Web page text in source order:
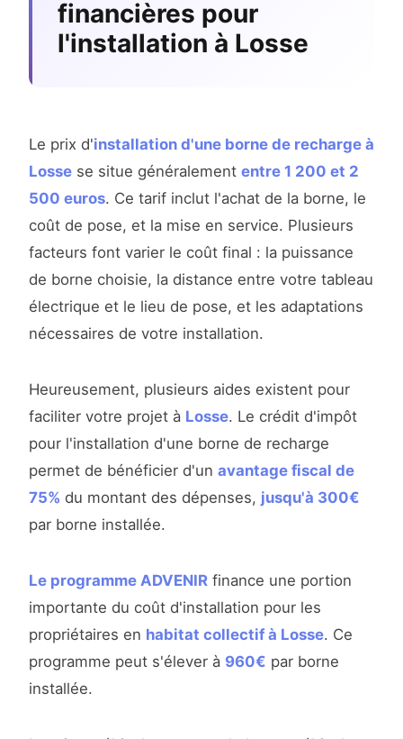
financières pour
l'installation à Losse
Le prix d'installation d'une borne de recharge à
Losse se situe généralement entre 1 200 et 2
500 euros. Ce tarif inclut l'achat de la borne, le
coût de pose, et la mise en service. Plusieurs
facteurs font varier le coût final : la puissance
de borne choisie, la distance entre votre tableau
électrique et le lieu de pose, et les adaptations
nécessaires de votre installation.
Heureusement, plusieurs aides existent pour
faciliter votre projet à Losse. Le crédit d'impôt
pour l'installation d'une borne de recharge
permet de bénéficier d'un avantage fiscal de
75% du montant des dépenses, jusqu'à 300€
par borne installée.
Le programme ADVENIR finance une portion
importante du coût d'installation pour les
propriétaires en habitat collectif à Losse. Ce
programme peut s'élever à 960€ par borne
installée.